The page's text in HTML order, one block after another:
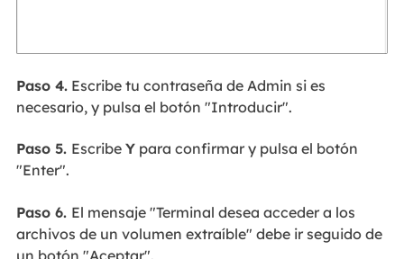
Paso 4.Escribe tu contraseña de Admin si es
necesario, y pulsa el botón "Introducir".
Paso 5. Escribe Ypara confirmar y pulsa el botón
"Enter".
Paso 6. El mensaje "Terminal desea acceder a los
archivos de un volumen extraíble" debe ir seguido de
un botón "Aceptar".